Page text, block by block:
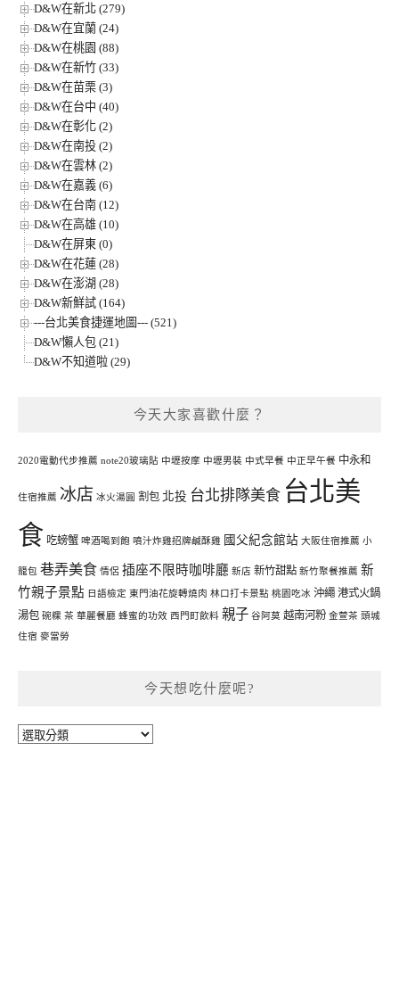
D&W在新北 (279)
D&W在宜蘭 (24)
D&W在桃園 (88)
D&W在新竹 (33)
D&W在苗栗 (3)
D&W在台中 (40)
D&W在彰化 (2)
D&W在南投 (2)
D&W在雲林 (2)
D&W在嘉義 (6)
D&W在台南 (12)
D&W在高雄 (10)
D&W在屏東 (0)
D&W在花蓮 (28)
D&W在澎湖 (28)
D&W新鮮試 (164)
---台北美食捷運地圖--- (521)
D&W懶人包 (21)
D&W不知道啦 (29)
今天大家喜歡什麼？
2020電動代步推薦 note20玻璃貼 中壢按摩 中壢男裝 中式早餐 中正早午餐 中永和
住宿推薦 冰店 冰火湯圓 割包 北投 台北排隊美食 台北美
食 吃螃蟹 啤酒喝到飽 噴汁炸雞招牌鹹酥雞 國父紀念館站 大阪住宿推薦 小
籠包 巷弄美食 情侶 插座不限時咖啡廳 新店 新竹甜點 新竹聚餐推薦 新
竹親子景點 日語檢定 東門油花旋轉燒肉 林口打卡景點 桃園吃冰 沖繩 港式火鍋
湯包 碗粿 茶 華麗餐廳 蜂蜜的功效 西門町飲料 親子 谷阿莫 越南河粉 金萱茶 頭城
住宿 麥當勞
今天想吃什麼呢?
今